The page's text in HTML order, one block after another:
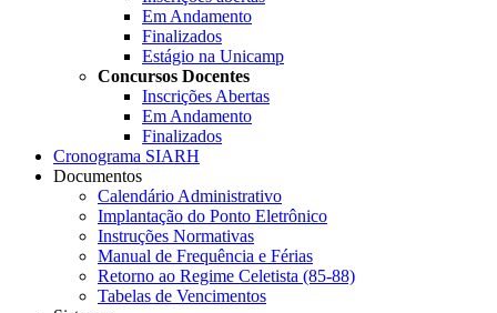
Em Andamento
Finalizados
Estágio na Unicamp
Concursos Docentes
Inscrições Abertas
Em Andamento
Finalizados
Cronograma SIARH
Documentos
Calendário Administrativo
Implantação do Ponto Eletrônico
Instruções Normativas
Manual de Frequência e Férias
Retorno ao Regime Celetista (85-88)
Tabelas de Vencimentos